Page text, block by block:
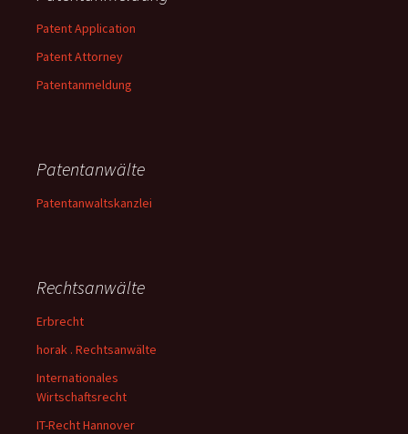
Patent Application
Patent Attorney
Patentanmeldung
Patentanwälte
Patentanwaltskanzlei
Rechtsanwälte
Erbrecht
horak . Rechtsanwälte
Internationales
Wirtschaftsrecht
IT-Recht Hannover